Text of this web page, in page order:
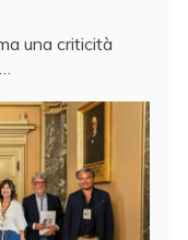
una criticità